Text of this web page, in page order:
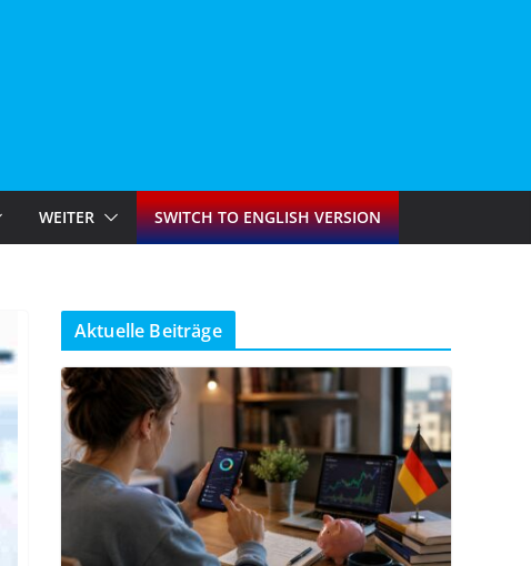
WEITER SWITCH TO ENGLISH VERSION
Aktuelle Beiträge